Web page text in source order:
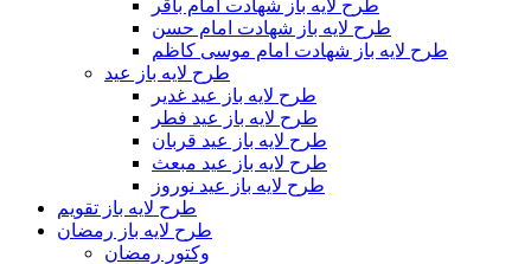
طرح لایه باز شهادت امام باقر
طرح لایه باز شهادت امام حسن
طرح لایه باز شهادت امام موسی کاظم
طرح لایه باز عید
طرح لایه باز عید غدیر
طرح لایه باز عید فطر
طرح لایه باز عید قربان
طرح لایه باز عید مبعث
طرح لایه باز عید نوروز
طرح لایه باز تقویم
طرح لایه باز رمضان
وکتور رمضان